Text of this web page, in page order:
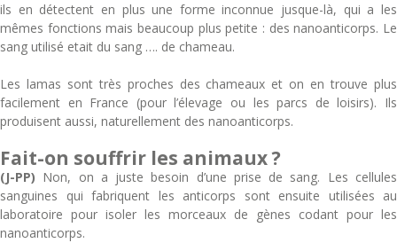
ils en détectent en plus une forme inconnue jusque-là, qui a les
mêmes fonctions mais beaucoup plus petite : des nanoanticorps. Le
sang utilisé etait du sang …. de chameau.
Les lamas sont très proches des chameaux et on en trouve plus
facilement en France (pour l’élevage ou les parcs de loisirs). Ils
produisent aussi, naturellement des nanoanticorps.
Fait-on souffrir les animaux ?
(J-PP) Non, on a juste besoin d’une prise de sang. Les cellules
sanguines qui fabriquent les anticorps sont ensuite utilisées au
laboratoire pour isoler les morceaux de gènes codant pour les
nanoanticorps.